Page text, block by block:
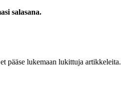
salasana.
pääse lukemaan lukittuja artikkeleita.